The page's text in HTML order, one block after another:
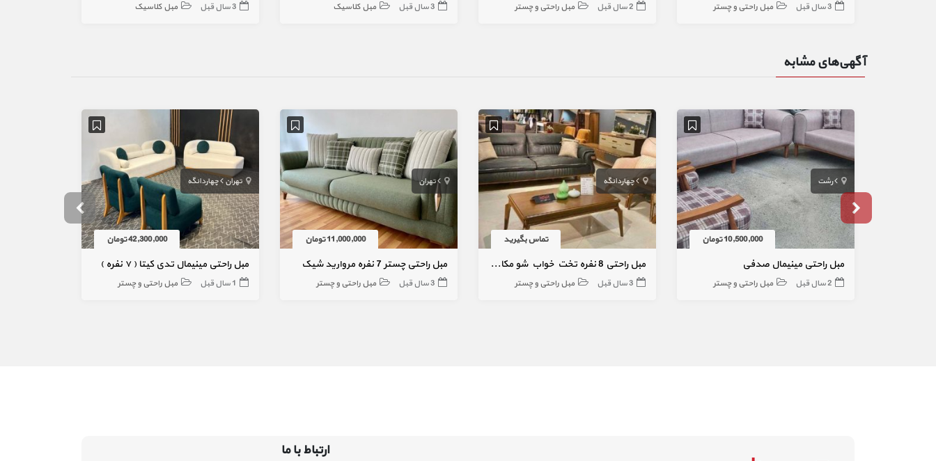
3 سال قبل مبل راحتی و چستر 2 سال قبل مبل راحتی و چستر 3 سال قبل مبل کلاسیک 3 سال قبل مبل کلاسیک
آگهی‌های مشابه
رشت
10,500,000 تومان
مبل راحتی مینیمال صدفی
2 سال قبل مبل راحتی و چستر
چهاردانگه
تماس بگیرید
مبل راحتی 8 نفره تخت خواب شو مکانیزم
3 سال قبل مبل راحتی و چستر
تهران
11,000,000 تومان
مبل راحتی چستر 7 نفره مروارید شیک
3 سال قبل مبل راحتی و چستر
تهران چهاردانگه
42,300,000 تومان
مبل راحتی مینیمال تدی کیتا ( ۷ نفره )
1 سال قبل مبل راحتی و چستر
ارتباط با ما